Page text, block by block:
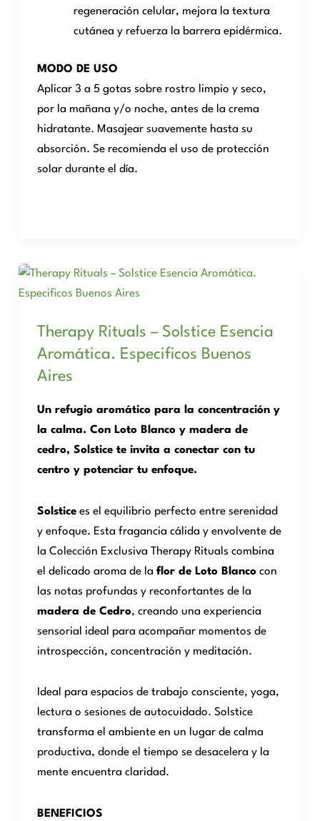
regeneración celular, mejora la textura
cutánea y refuerza la barrera epidérmica.
MODO DE USO
Aplicar 3 a 5 gotas sobre rostro limpio y seco,
por la mañana y/o noche, antes de la crema
hidratante. Masajear suavemente hasta su
absorción. Se recomienda el uso de protección
solar durante el día.
Therapy Rituals – Solstice Esencia
Aromática. Especificos Buenos
Aires
Un refugio aromático para la concentración y
la calma. Con Loto Blanco y madera de
cedro, Solstice te invita a conectar con tu
centro y potenciar tu enfoque.
Solsticees el equilibrio perfecto entre serenidad
y enfoque. Esta fragancia cálida y envolvente de
la Colección Exclusiva Therapy Rituals combina
el delicado aroma de la flor de Loto Blancocon
las notas profundas y reconfortantes de la
madera de Cedro, creando una experiencia
sensorial ideal para acompañar momentos de
introspección, concentración y meditación.
Ideal para espacios de trabajo consciente, yoga,
lectura o sesiones de autocuidado. Solstice
transforma el ambiente en un lugar de calma
productiva, donde el tiempo se desacelera y la
mente encuentra claridad.
BENEFICIOS